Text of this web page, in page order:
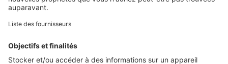
Retrouvez-nous sur ...